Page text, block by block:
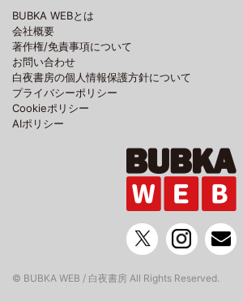
BUBKA WEBとは
会社概要
著作権/免責事項について
お問い合わせ
白夜書房の個人情報保護方針について
プライバシーポリシー
Cookieポリシー
AIポリシー
© BUBKA WEB / 白夜書房 All Rights Reserved.